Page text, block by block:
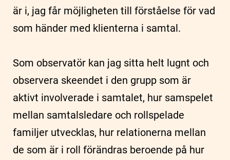
är i, jag får möjligheten till förståelse för vad
som händer med klienterna i samtal.
Som observatör kan jag sitta helt lugnt och
observera skeendet i den grupp som är
aktivt involverade i samtalet, hur samspelet
mellan samtalsledare och rollspelade
familjer utvecklas, hur relationerna mellan
de som är i roll förändras beroende på hur